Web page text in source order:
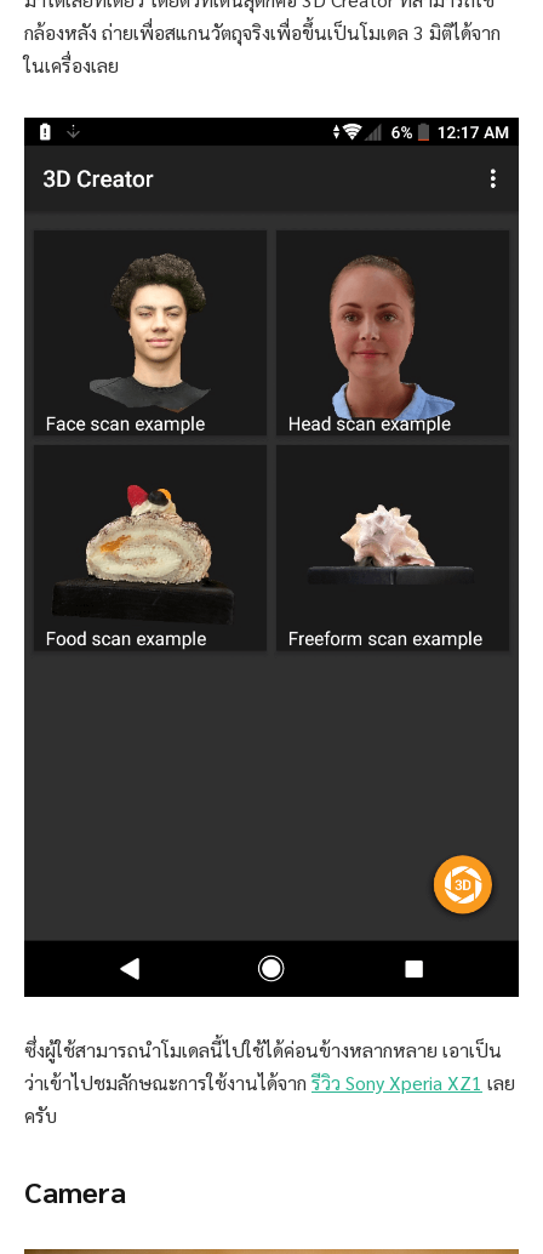
กล้องหลัง ถ่ายเพื่อสแกนวัตถุจริงเพื่อขึ้นเป็นโมเดล 3 มิติได้จาก
ในเครื่องเลย
ซึ่งผู้ใช้สามารถนำโมเดลนี้ไปใช้ได้ค่อนข้างหลากหลาย เอาเป็น
ว่าเข้าไปชมลักษณะการใช้งานได้จากรีวิว Sony Xperia XZ1 เลย
ครับ
Camera